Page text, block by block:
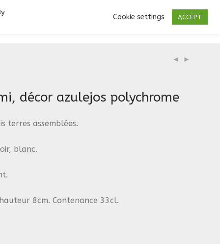
décor azulejos polychrome
terres assemblées.
blanc.
8cm. Contenance 33cl.
Cookie settings ACCEPT